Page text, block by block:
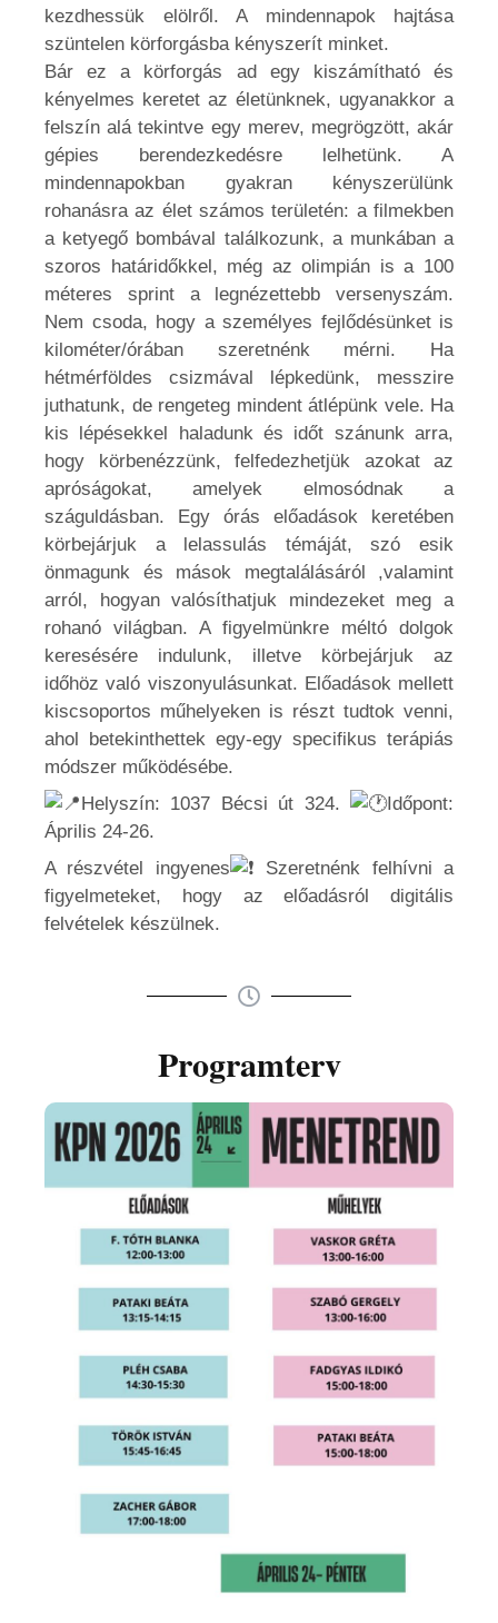
kezdhessük elölről. A mindennapok hajtása
szüntelen körforgásba kényszerít minket.
Bár ez a körforgás ad egy kiszámítható és
kényelmes keretet az életünknek, ugyanakkor a
felszín alá tekintve egy merev, megrögzött, akár
gépies berendezkedésre lelhetünk. A
mindennapokban gyakran kényszerülünk
rohanásra az élet számos területén: a filmekben
a ketyegő bombával találkozunk, a munkában a
szoros határidőkkel, még az olimpián is a 100
méteres sprint a legnézettebb versenyszám.
Nem csoda, hogy a személyes fejlődésünket is
kilométer/órában szeretnénk mérni. Ha
hétmérföldes csizmával lépkedünk, messzire
juthatunk, de rengeteg mindent átlépünk vele. Ha
kis lépésekkel haladunk és időt szánunk arra,
hogy körbenézzünk, felfedezhetjük azokat az
apróságokat, amelyek elmosódnak a
száguldásban. Egy órás előadások keretében
körbejárjuk a lelassulás témáját, szó esik
önmagunk és mások megtalálásáról ,valamint
arról, hogyan valósíthatjuk mindezeket meg a
rohanó világban. A figyelmünkre méltó dolgok
keresésére indulunk, illetve körbejárjuk az
időhöz való viszonyulásunkat. Előadások mellett
kiscsoportos műhelyeken is részt tudtok venni,
ahol betekinthettek egy-egy specifikus terápiás
módszer működésébe.
Helyszín: 1037 Bécsi út 324.
Időpont:
Április 24-26.
A részvétel ingyenes
Szeretnénk felhívni a
figyelmeteket, hogy az előadásról digitális
felvételek készülnek.
Programterv